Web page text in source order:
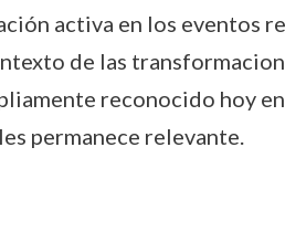
activa en los eventos
de las
reconocido hoy
permanece relevante.